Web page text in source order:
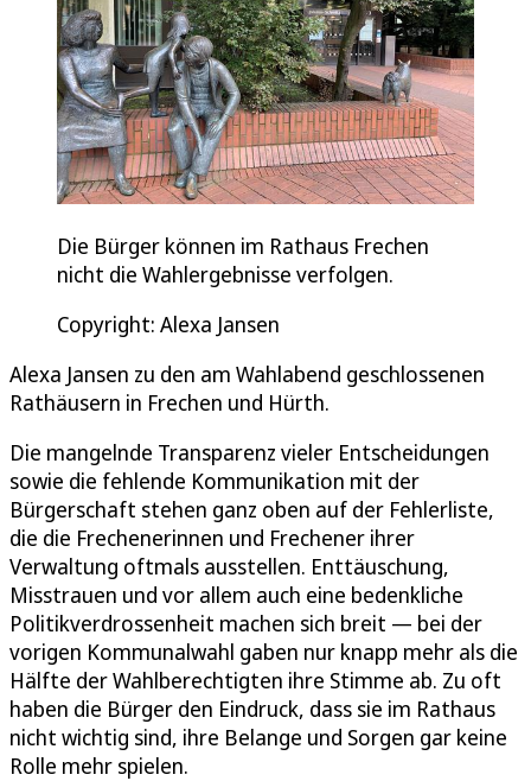
Die Bürger können im Rathaus Frechen
nicht die Wahlergebnisse verfolgen.
Copyright: Alexa Jansen
Alexa Jansen zu den am Wahlabend geschlossenen
Rathäusern in Frechen und Hürth.
Die mangelnde Transparenz vieler Entscheidungen
sowie die fehlende Kommunikation mit der
Bürgerschaft stehen ganz oben auf der Fehlerliste,
die die Frechenerinnen und Frechener ihrer
Verwaltung oftmals ausstellen. Enttäuschung,
Misstrauen und vor allem auch eine bedenkliche
Politikverdrossenheit machen sich breit — bei der
vorigen Kommunalwahl gaben nur knapp mehr als die
Hälfte der Wahlberechtigten ihre Stimme ab. Zu oft
haben die Bürger den Eindruck, dass sie im Rathaus
nicht wichtig sind, ihre Belange und Sorgen gar keine
Rolle mehr spielen.